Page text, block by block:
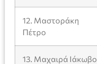
12. Μαστοράκη
Πέτρο
13. Μαχαιρά Ιάκωβο